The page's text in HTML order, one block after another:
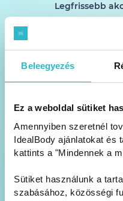
Beleegyezés
Ez a weboldal sütiket
Amennyiben szeretnél
IdealBody ajánlatokat és
kattints a "Mindennek a
Sütiket használunk a
szabásához, közösségi
Legfrissebb
Feliratkozom az Idealbody
megismertem és tudomásul